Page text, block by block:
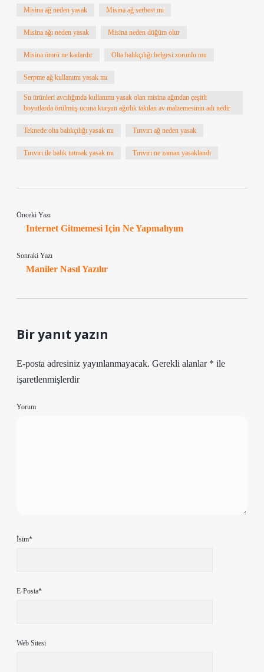
Misina ağ neden yasak Misina ağ serbest mi
Misina ağı neden yasak Misina neden düğüm olur
Misina ömrü ne kadardır Olta balıkçılığı belgesi zorunlu mu
Serpme ağ kullanımı yasak mı
Su ürünleri avcılığında kullanımı yasak olan misina ağından çeşitli
boyutlarda örülmüş ucuna kurşun ağırlık takılan av malzemesinin adı nedir
Teknede olta balıkçılığı yasak mı Tırıvırı ağ neden yasak
Tırıvırı ile balık tutmak yasak mı Tırıvırı ne zaman yasaklandı
Önceki Yazı
Internet Gitmemesi Için Ne Yapmalıyım
Sonraki Yazı
Maniler Nasıl Yazılır
Bir yanıt yazın
E-posta adresiniz yayınlanmayacak. Gerekli alanlar * ile
işaretlenmişlerdir
Yorum
İsim*
E-Posta*
Web Sitesi